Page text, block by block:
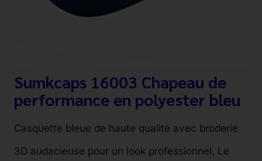
Sumkcaps 16003 Chapeau de
performance en polyester bleu
Casquette bleue de haute qualité avec broderie
3D audacieuse pour un look professionnel. Le